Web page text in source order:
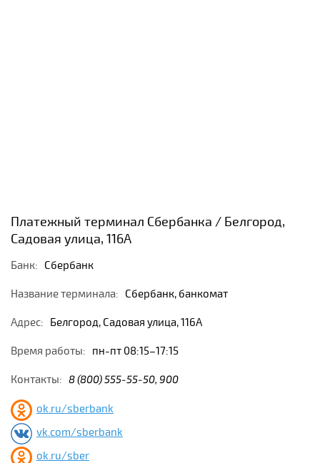
Платежный терминал Сбербанка / Белгород,
Садовая улица, 116А
Банк: Сбербанк
Название терминала: Сбербанк, банкомат
Адрес: Белгород, Садовая улица, 116А
Время работы: пн-пт 08:15–17:15
Контакты: 8 (800) 555-55-50, 900
ok.ru/sberbank
vk.com/sberbank
ok.ru/sber